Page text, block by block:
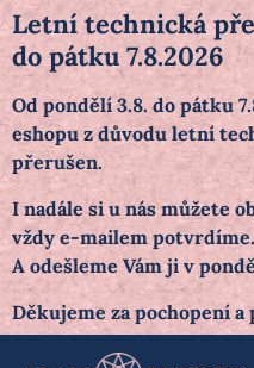
Letní technická
do pátku 7.8.2026
Od pondělí 3.8. do pátku
eshopu z důvodu letní
přerušen.
I nadále si u nás můžete
vždy e-mailem potvrdíme.
A odešleme Vám ji v
Děkujeme za pochopení